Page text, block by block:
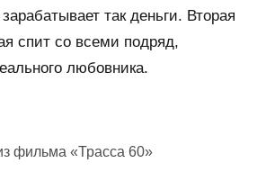
так деньги. Вторая
спит со всеми подряд,
любовника.
фильма «Трасса 60»